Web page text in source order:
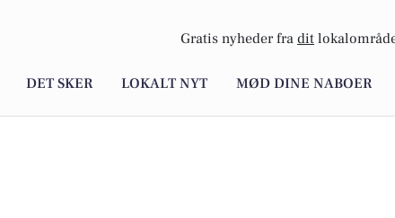
Gratis nyheder fra dit
DET SKER LOKALT NYT MØD DINE NABOER